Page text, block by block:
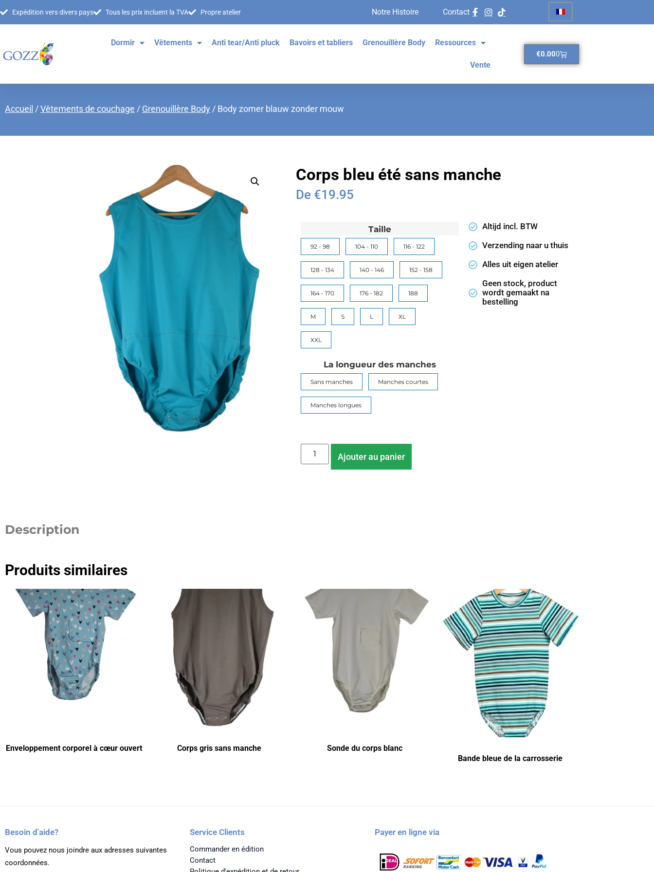
Expédition vers divers pays Tous les prix incluent la TVA Propre atelier Notre Histoire Contact
Dormir Vêtements Anti tear/Anti pluck Bavoirs et tabliers Grenouillère Body Ressources
Vente
€0.000
Accueil /Vêtements de couchage / Grenouillère Body / Body zomer blauw zonder mouw
Corps bleu été sans manche
De €19.95
Taille
92 - 98 104 - 110 116 - 122
128 - 134 140 - 146 152 - 158
164 - 170 176 - 182 188
M S L XL
XXL
La longueur des manches
Sans manches Manches courtes
Manches longues
Ajouter au panier
Altijd incl. BTW
Verzending naar u thuis
Alles uit eigen atelier
Geen stock, product
wordt gemaakt na
bestelling
Description
Produits similaires
Enveloppement corporel à cœur ouvert Corps gris sans manche
Sonde du corps blanc
Bande bleue de la carrosserie
Besoin d'aide?
Vous pouvez nous joindre aux adresses suivantes
coordonnées.
Service Clients
Commander en édition
Contact
Payer en ligne via